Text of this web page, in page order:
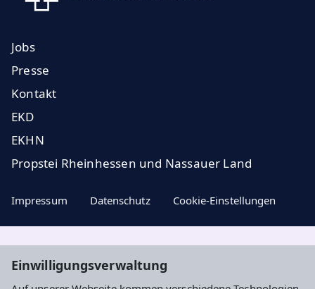
Einwilligungsverwaltung
Jobs
Presse
Kontakt
EKD
EKHN
Propstei Rheinhessen und Nassauer Land
Impressum Datenschutz Cookie-Einstellungen
Aktuelle Nachrichten, geistige Impulse und
Veranstaltungstipps ...